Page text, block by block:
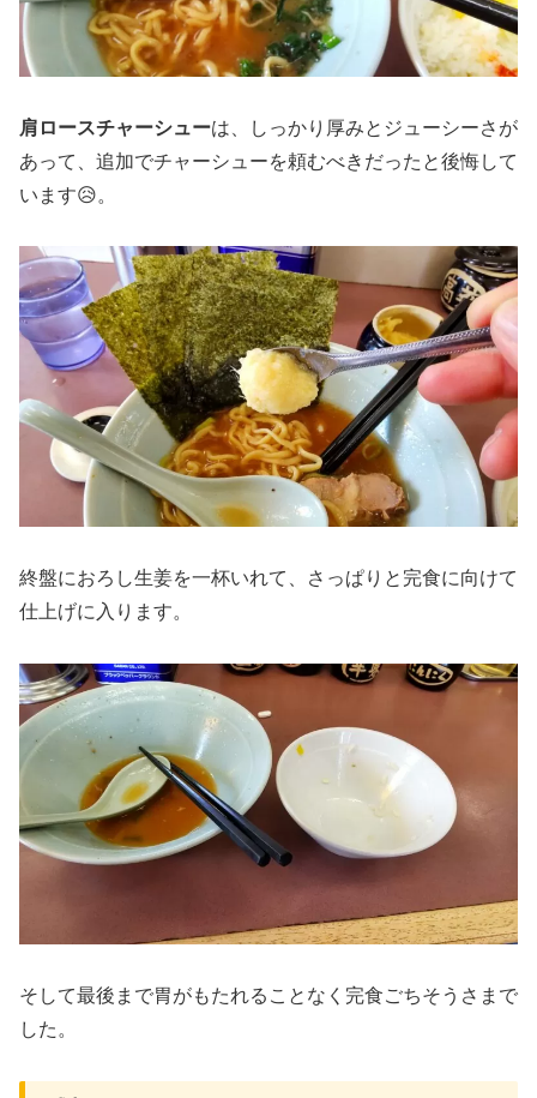
肩ロースチャーシューは、しっかり厚みとジューシーさが
あって、追加でチャーシューを頼むべきだったと後悔して
います😥。
終盤におろし生姜を一杯いれて、さっぱりと完食に向けて
仕上げに入ります。
そして最後まで胃がもたれることなく完食ごちそうさまで
した。